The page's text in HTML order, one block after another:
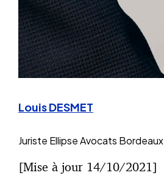
Louis DESMET
Juriste Ellipse Avocats Bordeaux
[Mise à jour 14/10/2021]